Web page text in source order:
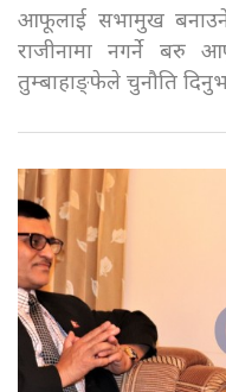
आफूलाई सभामुख
राजीनामा नगर्ने बरु
तुम्बाहाङ्फेले चुनौति